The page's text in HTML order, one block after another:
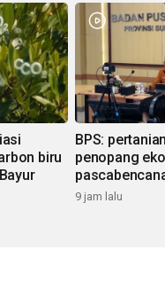
biru
BPS:
penopang
9 jam lalu